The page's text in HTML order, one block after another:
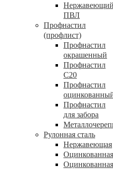
Нержавеющий
ПВЛ
Профнастил
(профлист)
Профнастил
окрашенный
Профнастил
С20
Профнастил
Профнастил
для забора
Рулонная сталь
Нержавеющая
Оцинкованная
Оцинкованная